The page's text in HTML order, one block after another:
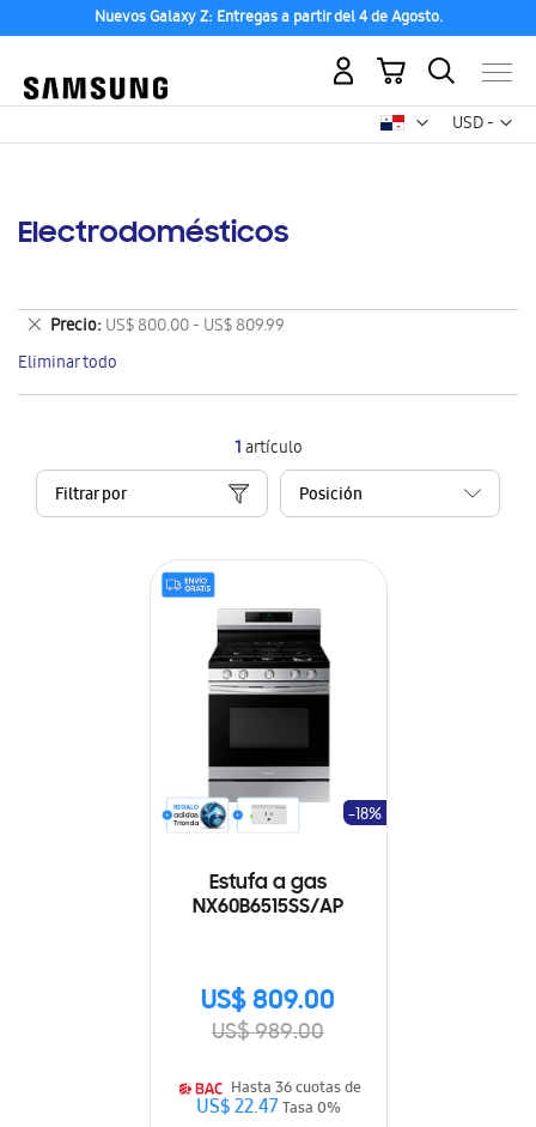
Nuevos Galaxy Z: Entregas a partir del 4 de Agosto.
USD -
dólar
Mi carrito
Electrodomésticos
1artículo
Filtrar por
Estufa a gas
NX60B6515SS/AP
US$ 809.00
US$ 989.00
-18%
Hasta 36 cuotas de
US$ 22.47Tasa 0%
Precio US$ 800.00 - US$ 809.99
Eliminar
este
artículo
Eliminar todo